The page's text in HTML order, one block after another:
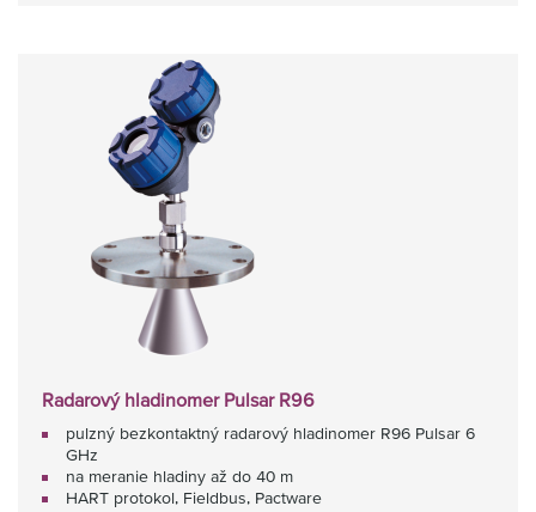
Radarový hladinomer Pulsar R96
pulzný bezkontaktný radarový hladinomer R96 Pulsar 6
GHz
na meranie hladiny až do 40 m
HART protokol, Fieldbus, Pactware